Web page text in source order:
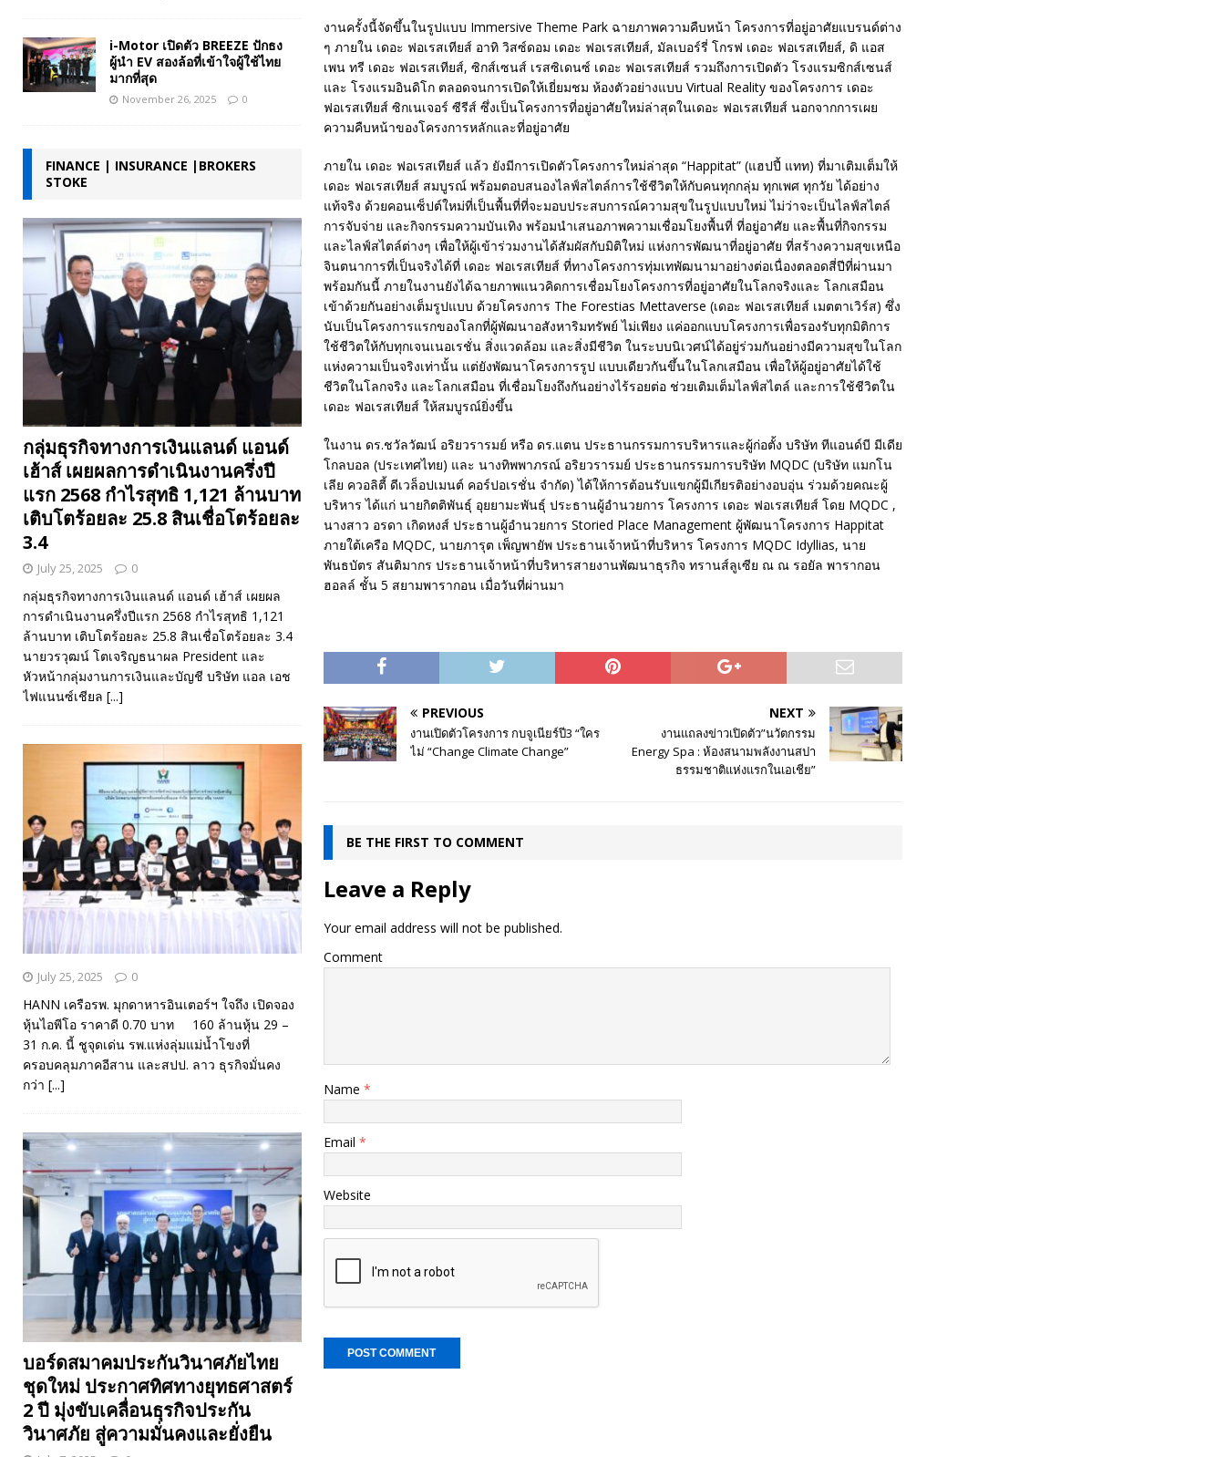
งานครั้งนี้จัดขึ้นในรูปแบบ Immersive Theme Park ฉายภาพความคืบหน้า โครงการที่อยู่อาศัยแบรนด์ต่าง
ๆ ภายใน เดอะ ฟอเรสเทียส์ อาทิ วิสซ์ดอม เดอะ ฟอเรสเทียส์, มัลเบอร์รี่ โกรฟ เดอะ ฟอเรสเทียส์, ดิ แอส
เพน ทรี เดอะ ฟอเรสเทียส์, ซิกส์เซนส์ เรสซิเดนซ์ เดอะ ฟอเรสเทียส์ รวมถึงการเปิดตัว โรงแรมซิกส์เซนส์
และ โรงแรมอินดิโก ตลอดจนการเปิดให้เยี่ยมชม ห้องตัวอย่างแบบ Virtual Reality ของโครงการ เดอะ
ฟอเรสเทียส์ ซิกเนเจอร์ ซีรีส์ ซึ่งเป็นโครงการที่อยู่อาศัยใหม่ล่าสุดในเดอะ ฟอเรสเทียส์ นอกจากการเผย
ความคืบหน้าของโครงการหลักและที่อยู่อาศัย
ภายใน เดอะ ฟอเรสเทียส์ แล้ว ยังมีการเปิดตัวโครงการใหม่ล่าสุด “Happitat” (แฮปปี้ แทท) ที่มาเติมเต็มให้
เดอะ ฟอเรสเทียส์ สมบูรณ์ พร้อมตอบสนองไลฟ์สไตล์การใช้ชีวิตให้กับคนทุกกลุ่ม ทุกเพศ ทุกวัย ได้อย่าง
แท้จริง ด้วยคอนเซ็ปต์ใหม่ที่เป็นพื้นที่ที่จะมอบประสบการณ์ความสุขในรูปแบบใหม่ ไม่ว่าจะเป็นไลฟ์สไตล์
การจับจ่าย และกิจกรรมความบันเทิง พร้อมนำเสนอภาพความเชื่อมโยงพื้นที่ ที่อยู่อาศัย และพื้นที่กิจกรรม
และไลฟ์สไตล์ต่างๆ เพื่อให้ผู้เข้าร่วมงานได้สัมผัสกับมิติใหม่ แห่งการพัฒนาที่อยู่อาศัย ที่สร้างความสุขเหนือ
จินตนาการที่เป็นจริงได้ที่ เดอะ ฟอเรสเทียส์ ที่ทางโครงการทุ่มเทพัฒนามาอย่างต่อเนื่องตลอดสี่ปีที่ผ่านมา
พร้อมกันนี้ ภายในงานยังได้ฉายภาพแนวคิดการเชื่อมโยงโครงการที่อยู่อาศัยในโลกจริงและ โลกเสมือน
เข้าด้วยกันอย่างเต็มรูปแบบ ด้วยโครงการ The Forestias Mettaverse (เดอะ ฟอเรสเทียส์ เมตตาเวิร์ส) ซึ่ง
นับเป็นโครงการแรกของโลกที่ผู้พัฒนาอสังหาริมทรัพย์ ไม่เพียง แค่ออกแบบโครงการเพื่อรองรับทุกมิติการ
ใช้ชีวิตให้กับทุกเจนเนอเรชั่น สิ่งแวดล้อม และสิ่งมีชีวิต ในระบบนิเวศน์ได้อยู่ร่วมกันอย่างมีความสุขในโลก
แห่งความเป็นจริงเท่านั้น แต่ยังพัฒนาโครงการรูป แบบเดียวกันขึ้นในโลกเสมือน เพื่อให้ผู้อยู่อาศัยได้ใช้
ชีวิตในโลกจริง และโลกเสมือน ที่เชื่อมโยงถึงกันอย่างไร้รอยต่อ ช่วยเติมเต็มไลฟ์สไตล์ และการใช้ชีวิตใน
เดอะ ฟอเรสเทียส์ ให้สมบูรณ์ยิ่งขึ้น
ในงาน ดร.ชวัลวัฒน์ อริยวรารมย์ หรือ ดร.แตน ประธานกรรมการบริหารและผู้ก่อตั้ง บริษัท ทีแอนด์บี มีเดีย
โกลบอล (ประเทศไทย) และ นางทิพพาภรณ์ อริยวรารมย์ ประธานกรรมการบริษัท MQDC (บริษัท แมกโน
เลีย ควอลิตี้ ดีเวล็อปเมนต์ คอร์ปอเรชั่น จำกัด) ได้ให้การต้อนรับแขกผู้มีเกียรติอย่างอบอุ่น ร่วมด้วยคณะผู้
บริหาร ได้แก่ นายกิตติพันธุ์ อุยยามะพันธุ์ ประธานผู้อำนวยการ โครงการ เดอะ ฟอเรสเทียส์ โดย MQDC ,
นางสาว อรดา เกิดหงส์ ประธานผู้อำนวยการ Storied Place Management ผู้พัฒนาโครงการ Happitat
ภายใต้เครือ MQDC, นายภารุต เพ็ญพายัพ ประธานเจ้าหน้าที่บริหาร โครงการ MQDC Idyllias, นาย
พันธบัตร สันติมากร ประธานเจ้าหน้าที่บริหารสายงานพัฒนาธุรกิจ ทรานส์ลูเซีย ณ ณ รอยัล พารากอน
ฮอลล์ ชั้น 5 สยามพารากอน เมื่อวันที่ผ่านมา
PREVIOUS
งานเปิดตัวโครงการ กบจูเนียร์ปี3 “ใคร
ไม่ “Change Climate Change”
NEXT
งานแถลงข่าวเปิดตัว”นวัตกรรม
Energy Spa : ห้องสนามพลังงานสปา
ธรรมชาติแห่งแรกในเอเชีย”
BE THE FIRST TO COMMENT
Leave a Reply
Your email address will not be published.
Comment
Name *
Email *
Website
i-Motor เปิดตัว BREEZE ปักธง
ผู้นำ EV สองล้อที่เข้าใจผู้ใช้ไทย
มากที่สุด
November 26, 2025 0
FINANCE | INSURANCE |BROKERS
STOKE
กลุ่มธุรกิจทางการเงินแลนด์ แอนด์
เฮ้าส์ เผยผลการดำเนินงานครึ่งปี
แรก 2568 กำไรสุทธิ 1,121 ล้านบาท
เติบโตร้อยละ 25.8 สินเชื่อโตร้อยละ
3.4
July 25, 2025 0
กลุ่มธุรกิจทางการเงินแลนด์ แอนด์ เฮ้าส์ เผยผล
การดำเนินงานครึ่งปีแรก 2568 กำไรสุทธิ 1,121
ล้านบาท เติบโตร้อยละ 25.8 สินเชื่อโตร้อยละ 3.4
นายวรวุฒน์ โตเจริญธนาผล President และ
หัวหน้ากลุ่มงานการเงินและบัญชี บริษัท แอล เอช
ไฟแนนซ์เชียล [...]
July 25, 2025 0
HANN เครือรพ. มุกดาหารอินเตอร์ฯ ใจถึง เปิดจอง
หุ้นไอพีโอ ราคาดี 0.70 บาท 160 ล้านหุ้น 29 –
31 ก.ค. นี้ ชูจุดเด่น รพ.แห่งลุ่มแม่น้ำโขงที่
ครอบคลุมภาคอีสาน และสปป. ลาว ธุรกิจมั่นคง
กว่า [...]
บอร์ดสมาคมประกันวินาศภัยไทย
ชุดใหม่ ประกาศทิศทางยุทธศาสตร์
2 ปี มุ่งขับเคลื่อนธุรกิจประกัน
วินาศภัย สู่ความมั่นคงและยั่งยืน